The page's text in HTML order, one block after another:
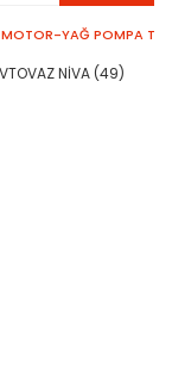
MOTOR-YAĞ POMPA